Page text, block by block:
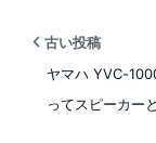
古い投稿
ヤマハ YVC-
ってスピーカー